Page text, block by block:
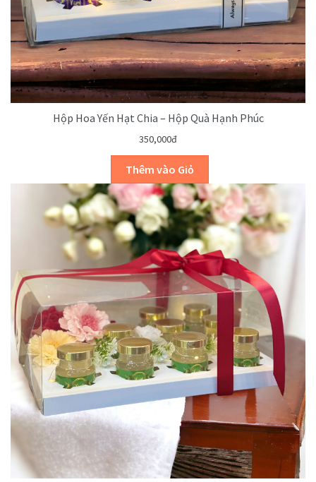
Hộp Hoa Yến Hạt Chia – Hộp Quà Hạnh Phúc
350,000đ